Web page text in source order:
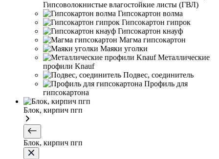
Гипсоволокнистые влагостойкие листы (ГВЛ)
Гипсокартон волма
Гипсокартон гипрок
Гипсокартон кнауф
Магма гипсокартон
Маяки уголки
Металлические
профили Knauf
Подвес, соединитель
Профиль для
гипсокартона
Блок, кирпич пгп
Блок, кирпич пгп